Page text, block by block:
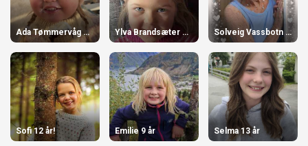
Ada Tømmervåg Engjaberg 4 år Ylva Brandsæter 5 år Solveig Vassbotn 90 år
Sofi 12 år! Emilie 9 år Selma 13 år